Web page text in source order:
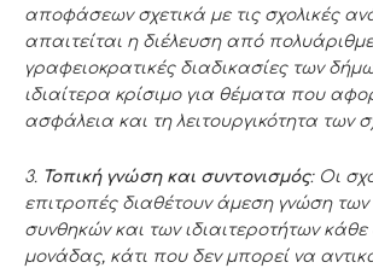
αποφάσεων σχετικά με τις σχολικές
απαιτείται η διέλευση από
γραφειοκρατικές διαδικασίες των
ιδιαίτερα κρίσιμο για θέματα που
ασφάλεια και τη λειτουργικότητα των
3. Τοπική γνώση και συντονισμός: Οι
επιτροπές διαθέτουν άμεση γνώση των
συνθηκών και των ιδιαιτεροτήτων κάθε
μονάδας, κάτι που δεν μπορεί να